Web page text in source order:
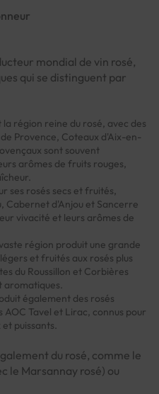
mondial de vin rosé,
qui se distinguent par
région reine du rosé, avec des
Provence, Coteaux d'Aix-en-
sont souvent
arômes de fruits rouges,
ses rosés secs et fruités,
Cabernet d'Anjou et Sancerre
vivacité et leurs arômes de
région produit une grande
et fruités aux rosés plus
du Roussillon et Corbières
aromatiques.
également des rosés
Tavel et Lirac, connus pour
puissants.
du rosé, comme le
le Marsannay rosé) ou